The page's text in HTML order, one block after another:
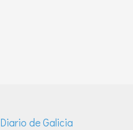
Diario de Galicia